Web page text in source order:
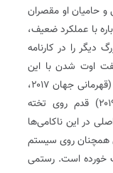
حامیان او مقصران
با عملکرد ضعیف،
دیگر را در کارنامه
اوت شدن با این
وزنه‌بردار عجین شده چراکه در سه رویداد مهم (قهرمانی جهان ۲۰۱۷،
بازی‌های آسیایی ۲۰۱۸ و قهرمانی جهان ۲۰۱۹) قدم روی تخته
در این ناکامی‌ها
همچنان روی سیستم
خورده است. رستمی